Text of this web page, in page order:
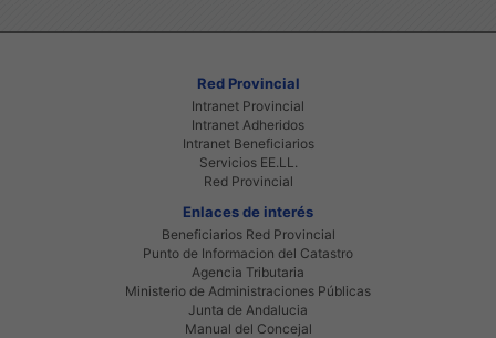
Red Provincial
Intranet Provincial
Intranet Adheridos
Intranet Beneficiarios
Servicios EE.LL.
Red Provincial
Enlaces de interés
Beneficiarios Red Provincial
Punto de Informacion del Catastro
Agencia Tributaria
Ministerio de Administraciones Públicas
Junta de Andalucia
Manual del Concejal